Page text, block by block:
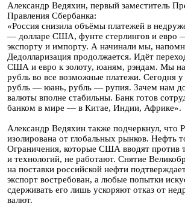
Александр Ведяхин, первый заместитель
Правления Сбербанка:
«Россия снизила объёмы платежей в
— долларе США, фунте стерлингов и евро
экспорту и импорту. А начинали мы,
Дедолларизация продолжается. Идёт
США и евро к золоту, юаням, рэндам. Мы
рубль во все возможные платежи. Сегодня у
рубль — юань, рубль — рупия. Зачем нам
валюты вполне стабильны. Банк готов
банком в мире — в Китае, Индии, Африке».
Александр Ведяхин также подчеркнул, что
изолирована от глобальных рынков. Нефть
Ограничения, которые США вводят против
и технологий, не работают. Снятие
на поставки российской нефти
экспорт востребован, а любые попытки
сдерживать его лишь ускоряют отказ от
валют.